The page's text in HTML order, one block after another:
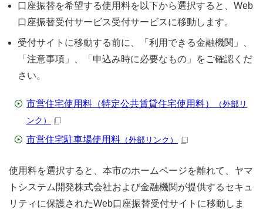
口座振替を希望する使用料を以下から選択すると、Web
口座振替受付サービス受付サービスに移動します。
受付サイトに移動する前に、「利用できる金融機関」、
「注意事項」、「申込み時に必要なもの」をご確認くだ
さい。
市営住宅使用料（特定公共賃貸住宅使用料）
（外部リ
ンク）
市営住宅駐車場使用料 （外部リンク）
使用料を選択すると、本市のホームページを離れて、ヤマ
トシステム開発株式会社および金融機関が提供するセキュ
リティに保護されたWeb口座振替受付サイトに移動しま